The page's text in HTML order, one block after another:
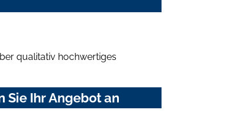
qualitativ hochwertiges
Sie Ihr Angebot an